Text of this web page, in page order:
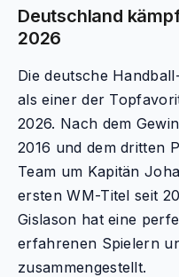
Deutschland
2026
Die deutsche
als einer der
2026. Nach dem
2016 und dem dritten
Team um Kapitän
ersten WM-Titel seit
Gislason hat eine
erfahrenen Spielern
zusammengestellt.